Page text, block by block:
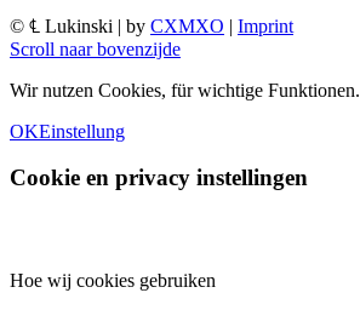
© ℄ Lukinski | by CXMXO | Imprint
Scroll naar bovenzijde
Wir nutzen Cookies, für wichtige Funktionen.
OKEinstellung
Cookie en privacy instellingen
Hoe wij cookies gebruiken